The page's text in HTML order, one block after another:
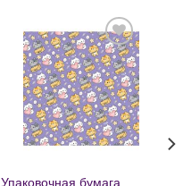
Добавить
в список
желаний
Упаковочная бумага